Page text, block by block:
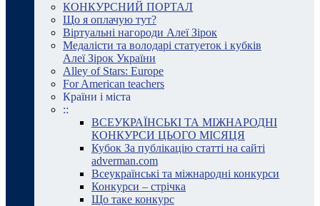
КОНКУРСНИЙ ПОРТАЛ
Що я оплачую тут?
Віртуальні нагороди Алеї Зірок
Медалісти та володарі статуеток і кубків
Алеї Зірок України
Alley of Stars: Europe
For American teachers
Країни і міста
::
ВСЕУКРАЇНСЬКІ ТА МІЖНАРОДНІ
КОНКУРСИ ЦЬОГО МІСЯЦЯ
Кубок За публікацію статті на сайті
adverman.com
Всеукраїнські та міжнародні конкурси
Конкурси – стрічка
Що таке конкурс